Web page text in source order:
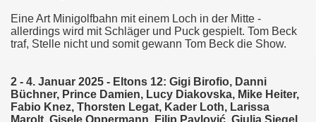
Eine Art Minigolfbahn mit einem Loch in der Mitte -
allerdings wird mit Schläger und Puck gespielt. Tom Beck
traf, Stelle nicht und somit gewann Tom Beck die Show.
2 - 4. Januar 2025 - Eltons 12: Gigi Birofio, Danni
Büchner, Prince Damien, Lucy Diakovska, Mike Heiter,
Fabio Knez, Thorsten Legat, Kader Loth, Larissa
Marolt, Gisele Oppermann, Filip Pavlović, Giulia Siegel